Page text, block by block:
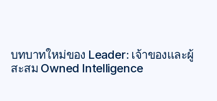
บทบาทใหม่ของ Leader: เจ้าของและผู้
สะสม Owned Intelligence